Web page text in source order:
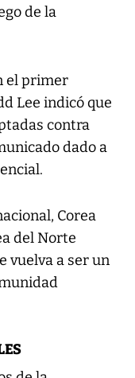
de la
el primer
Lee indicó que
contra
dado a
Corea
del Norte
vuelva a ser un